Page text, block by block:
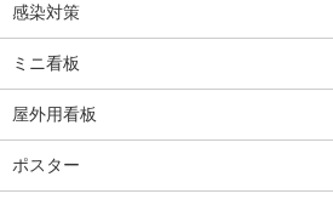
感染対策
ミニ看板
屋外用看板
ポスター